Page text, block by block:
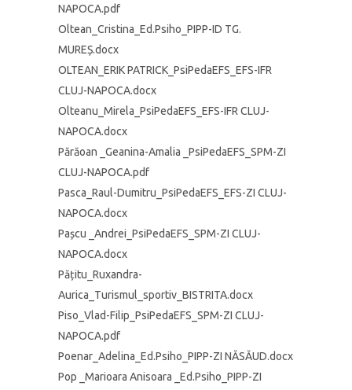
NAPOCA.pdf
Oltean_Cristina_Ed.Psiho_PIPP-ID TG.
MUREȘ.docx
OLTEAN_ERIK PATRICK_PsiPedaEFS_EFS-IFR
CLUJ-NAPOCA.docx
Olteanu_Mirela_PsiPedaEFS_EFS-IFR CLUJ-
NAPOCA.docx
Părăoan _Geanina-Amalia _PsiPedaEFS_SPM-ZI
CLUJ-NAPOCA.pdf
Pasca_Raul-Dumitru_PsiPedaEFS_EFS-ZI CLUJ-
NAPOCA.docx
Pașcu _Andrei_PsiPedaEFS_SPM-ZI CLUJ-
NAPOCA.docx
Pățitu_Ruxandra-
Aurica_Turismul_sportiv_BISTRITA.docx
Piso_Vlad-Filip_PsiPedaEFS_SPM-ZI CLUJ-
NAPOCA.pdf
Poenar_Adelina_Ed.Psiho_PIPP-ZI NĂSĂUD.docx
Pop _Marioara Anisoara _Ed.Psiho_PIPP-ZI